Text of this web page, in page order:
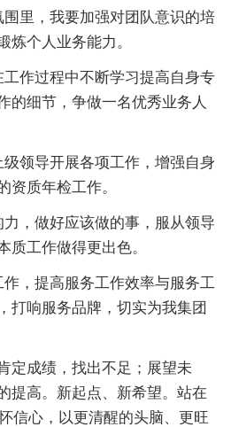
里，我要加强对团队意识的培
炼个人业务能力。
作过程中不断学习提高自身专
的细节，争做一名优秀业务人
领导开展各项工作，增强自身
资质年检工作。
，做好应该做的事，服从领导
质工作做得更出色。
，提高服务工作效率与服务工
打响服务品牌，切实为我集团
定成绩，找出不足；展望未
提高。新起点、新希望。站在
信心，以更清醒的头脑、更旺